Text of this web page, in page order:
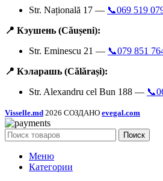
Str. Națională 17 — 📞069 519
📍 Кэушень (Căușeni):
Str. Eminescu 21 — 📞079 851
📍 Кэларашь (Călărași):
Str. Alexandru cel Bun 188 —
Visselle.md 2026 СОЗДАНО evegal.com
Поиск
Меню
Категории